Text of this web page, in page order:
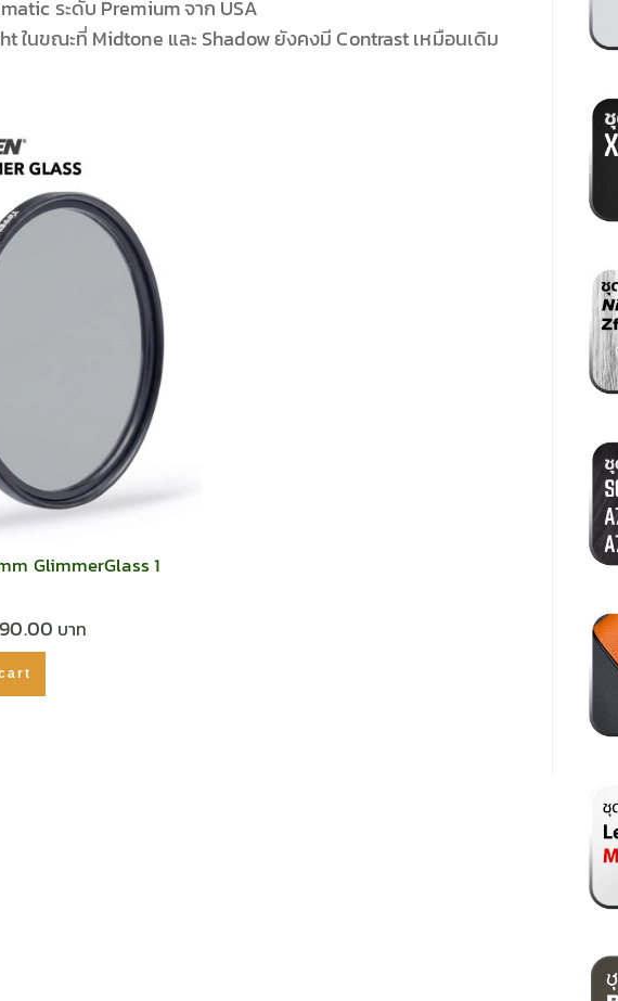
ระดับ Premium จาก USA
ในขณะที่ Midtone และ Shadow ยังคงมี Contrast เหมือนเดิม
GlimmerGlass 1